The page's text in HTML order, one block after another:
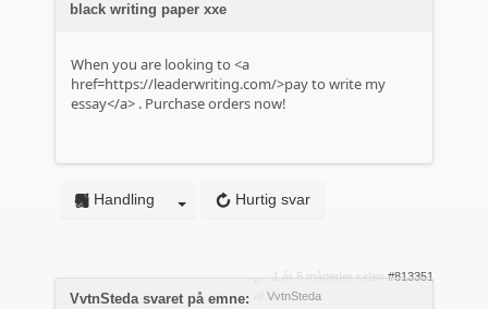
black writing paper xxe
When you are looking to <a
href=https://leaderwriting.com/>pay to write my
essay</a> . Purchase orders now!
Hurtig svar
Handling
1 år 5 måneder siden #813351
VvtnSteda
VvtnSteda svaret på emne: